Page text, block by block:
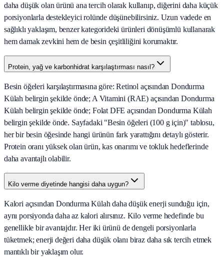
daha düşük olan ürünü ana tercih olarak kullanıp, diğerini daha küçük
porsiyonlarla destekleyici rolünde düşünebilirsiniz. Uzun vadede en
sağlıklı yaklaşım, benzer kategorideki ürünleri dönüşümlü kullanarak
hem damak zevkini hem de besin çeşitliliğini korumaktır.
Protein, yağ ve karbonhidrat karşılaştırması nasıl?
Besin öğeleri karşılaştırmasına göre: Retinol açısından Dondurma
Külah belirgin şekilde önde; A Vitamini (RAE) açısından Dondurma
Külah belirgin şekilde önde; Folat DFE açısından Dondurma Külah
belirgin şekilde önde. Sayfadaki "Besin öğeleri (100 g için)" tablosu,
her bir besin öğesinde hangi ürünün fark yarattığını detaylı gösterir.
Protein oranı yüksek olan ürün, kas onarımı ve tokluk hedeflerinde
daha avantajlı olabilir.
Kilo verme diyetinde hangisi daha uygun?
Kalori açısından Dondurma Külah daha düşük enerji sunduğu için,
aynı porsiyonda daha az kalori alırsınız. Kilo verme hedefinde bu
genellikle bir avantajdır. Her iki ürünü de dengeli porsiyonlarla
tüketmek; enerji değeri daha düşük olanı biraz daha sık tercih etmek
mantıklı bir yaklaşım olur.